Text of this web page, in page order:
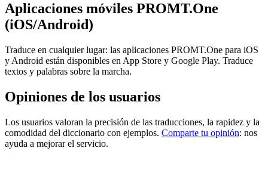
Aplicaciones móviles PROMT.One
(iOS/Android)
Traduce en cualquier lugar: las aplicaciones PROMT.One para iOS
y Android están disponibles en App Store y Google Play. Traduce
textos y palabras sobre la marcha.
Opiniones de los usuarios
Los usuarios valoran la precisión de las traducciones, la rapidez y la
comodidad del diccionario con ejemplos. Comparte tu opinión: nos
ayuda a mejorar el servicio.